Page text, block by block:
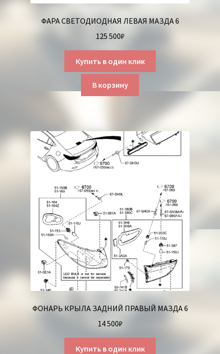
ФАРА СВЕТОДИОДНАЯ ЛЕВАЯ МАЗДА 6
125 500₽
Купить в один клик
В корзину
ФОНАРЬ КРЫЛА ЗАДНИЙ ПРАВЫЙ МАЗДА 6
14 500₽
Купить в один клик